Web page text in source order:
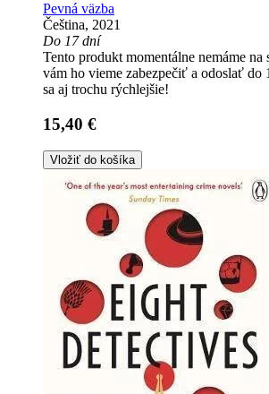
Pevná väzba
Čeština, 2021
Do 17 dní
Tento produkt momentálne nemáme na
vám ho vieme zabezpečiť a odoslať do
sa aj trochu rýchlejšie!
15,40 €
Vložiť do košíka